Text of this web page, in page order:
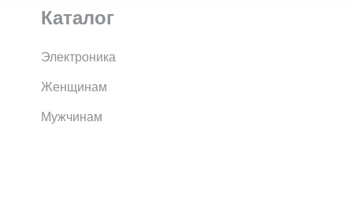
Каталог
Электроника
Женщинам
Мужчинам